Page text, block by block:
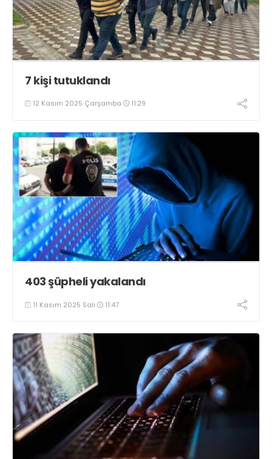
7 kişi tutuklandı
12 Kasım 2025 Çarşamba 11:29
403 şüpheli yakalandı
11 Kasım 2025 Salı 11:47